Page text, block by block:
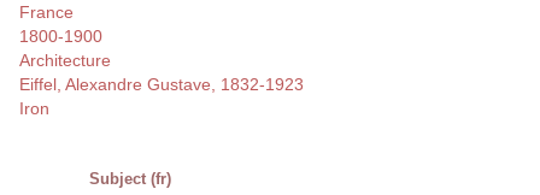
France
1800-1900
Architecture
Eiffel, Alexandre Gustave, 1832-1923
Iron
Subject (fr)